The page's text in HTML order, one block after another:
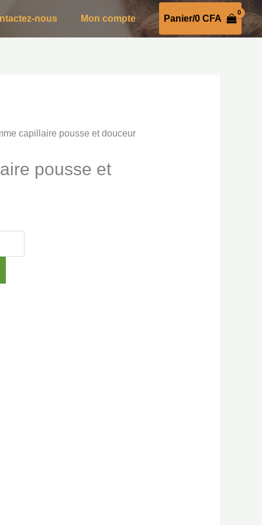
nous Mon compte Panier/0CFA
capillaire pousse et douceur
pousse et